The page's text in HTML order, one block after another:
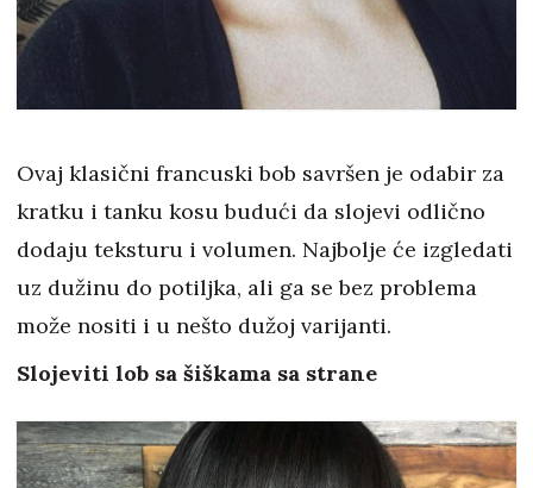
Ovaj klasični francuski bob savršen je odabir za
kratku i tanku kosu budući da slojevi odlično
dodaju teksturu i volumen. Najbolje će izgledati
uz dužinu do potiljka, ali ga se bez problema
može nositi i u nešto dužoj varijanti.
Slojeviti lob sa šiškama sa strane